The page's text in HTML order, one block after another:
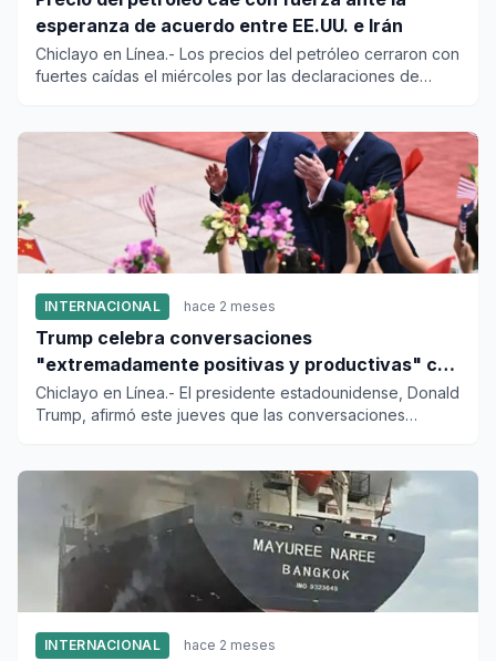
esperanza de acuerdo entre EE.UU. e Irán
Chiclayo en Línea.- Los precios del petróleo cerraron con
fuertes caídas el miércoles por las declaraciones de
INTERNACIONAL hace 2 meses
Trump celebra conversaciones
"extremadamente positivas y productivas" con
Xi Jinping
Chiclayo en Línea.- El presidente estadounidense, Donald
Trump, afirmó este jueves que las conversaciones
INTERNACIONAL hace 2 meses